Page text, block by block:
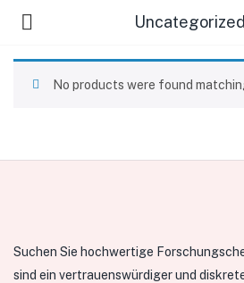
Uncategorized
No products were found
Suchen Sie hochwertige
sind ein vertrauenswürdiger und